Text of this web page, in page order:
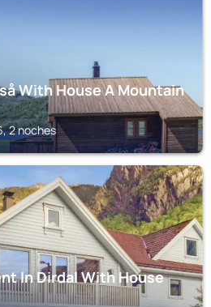
With House A Mountain
2 noches
In Dirdal With House